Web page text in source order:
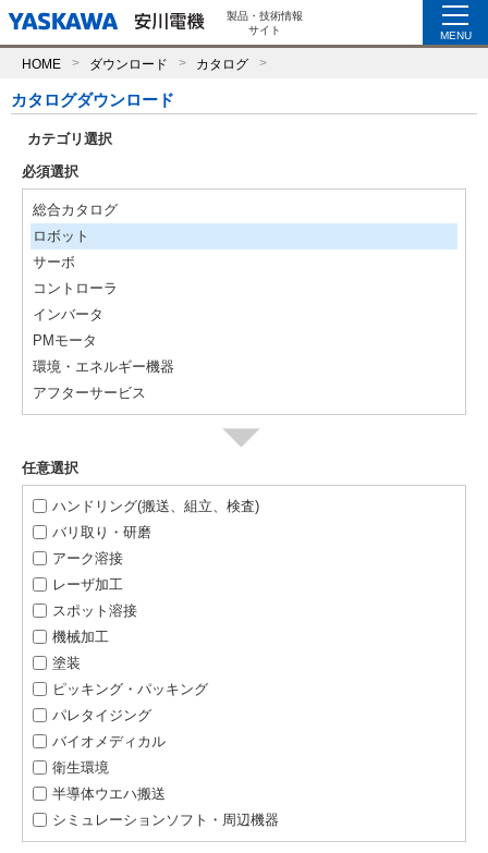
製品・技術情報
サイト
MENU
HOME ダウンロード カタログ
カタログダウンロード
カテゴリ選択
必須選択
総合カタログ
ロボット
サーボ
コントローラ
インバータ
PMモータ
環境・エネルギー機器
アフターサービス
任意選択
ハンドリング(搬送、組立、検査)
バリ取り・研磨
アーク溶接
レーザ加工
スポット溶接
機械加工
塗装
ピッキング・パッキング
パレタイジング
バイオメディカル
衛生環境
半導体ウエハ搬送
シミュレーションソフト・周辺機器